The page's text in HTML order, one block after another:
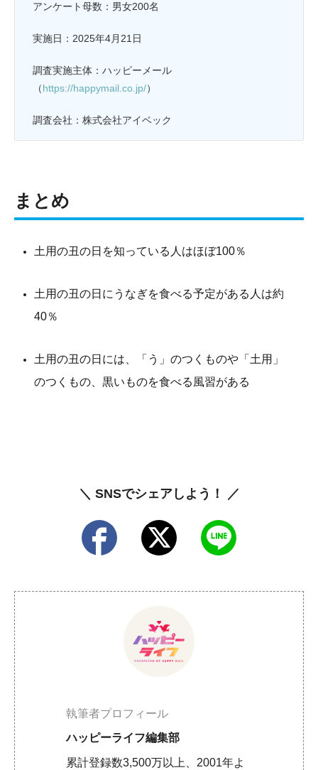
アンケート母数：男女200名
実施日：2025年4月21日
調査実施主体：ハッピーメール
（https://happymail.co.jp/）
調査会社：株式会社アイベック
まとめ
土用の丑の日を知っている人はほぼ100％
土用の丑の日にうなぎを食べる予定がある人は約
40％
土用の丑の日には、「う」のつくものや「土用」
のつくもの、黒いものを食べる風習がある
＼ SNSでシェアしよう！ ／
執筆者プロフィール
ハッピーライフ編集部
累計登録数3,500万以上、2001年よ